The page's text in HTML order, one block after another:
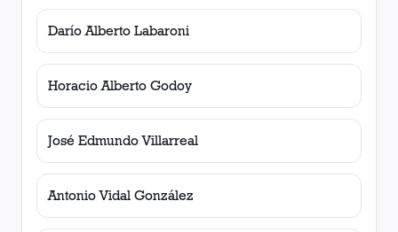
Darío Alberto Labaroni
Horacio Alberto Godoy
José Edmundo Villarreal
Antonio Vidal González